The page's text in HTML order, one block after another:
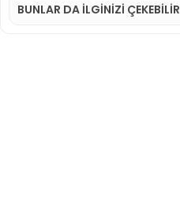
BUNLAR DA İLGINIZI ÇEKEBILIR